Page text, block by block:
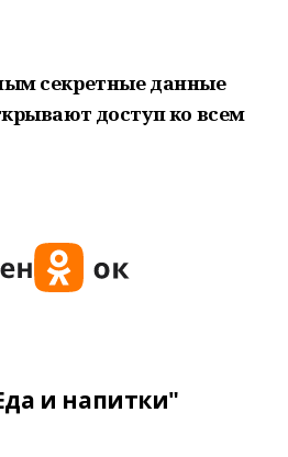
секретные данные
доступ ко всем
и напитки"